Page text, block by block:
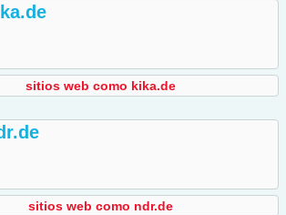
sitios web como kika.de
sitios web como ndr.de